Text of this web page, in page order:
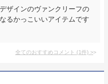
ザインのヴァンクリーフの
るかっこいいアイテムです
全てのおすすめコメント (1件) >